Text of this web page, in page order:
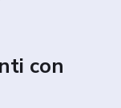
con